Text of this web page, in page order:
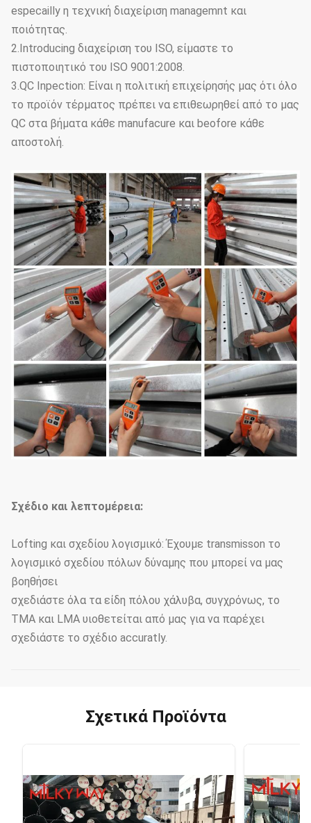
especailly η τεχνική διαχείριση managemnt και
ποιότητας.
2.Introducing διαχείριση του ISO, είμαστε το
πιστοποιητικό του ISO 9001:2008.
3.QC Inpection: Είναι η πολιτική επιχείρησής μας ότι όλο
το προϊόν τέρματος πρέπει να επιθεωρηθεί από το μας
QC στα βήματα κάθε manufacure και beofore κάθε
αποστολή.
Σχέδιο και λεπτομέρεια:
Lofting και σχεδίου λογισμικό: Έχουμε transmisson το
λογισμικό σχεδίου πόλων δύναμης που μπορεί να μας
βοηθήσει
σχεδιάστε όλα τα είδη πόλου χάλυβα, συγχρόνως, το
TMA και LMA υιοθετείται από μας για να παρέχει
σχεδιάστε το σχέδιο accuratly.
Σχετικά Προϊόντα